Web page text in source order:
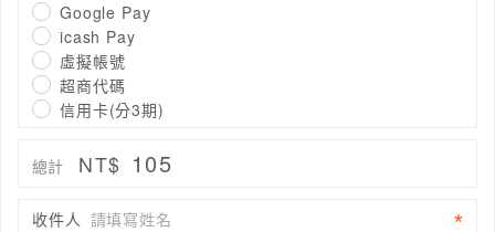
Google Pay
icash Pay
虛擬帳號
超商代碼
信用卡(分3期)
總計 NT$ 105
收件人 請填寫姓名